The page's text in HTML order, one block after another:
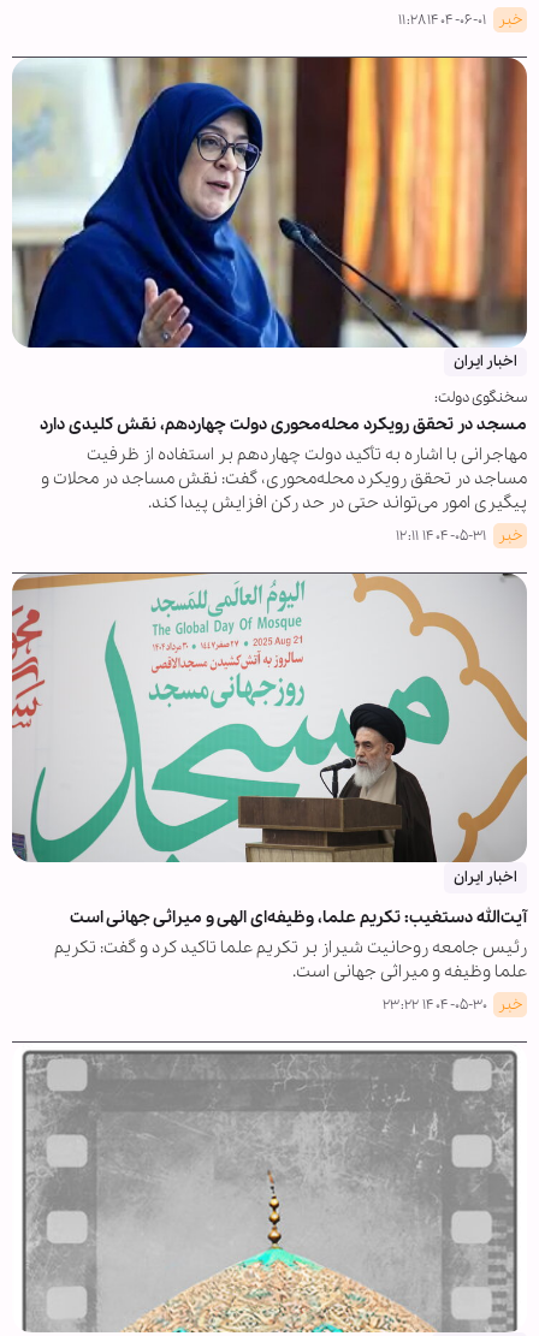
خبر ۱۴۰۴-۰۶-۰۱ ۱۱:۲۸
اخبار ایران
سخنگوی دولت:
مسجد در تحقق رویکرد محله‌محوری دولت چهاردهم، نقش کلیدی دارد
مهاجرانی با اشاره به تأکید دولت چهاردهم بر استفاده از ظرفیت
مساجد در تحقق رویکرد محله‌محوری، گفت: نقش مساجد در محلات و
پیگیری امور می‌تواند حتی در حد رکن افزایش پیدا کند.
خبر ۱۴۰۴-۰۵-۳۱ ۱۲:۱۱
اخبار ایران
آیت‌الله دستغیب: تکریم علما، وظیفه‌ای الهی و میراثی جهانی است
رئیس جامعه روحانیت شیراز بر تکریم علما تاکید کرد و گفت: تکریم
علما وظیفه و میراثی جهانی است.
خبر ۱۴۰۴-۰۵-۳۰ ۲۳:۲۲